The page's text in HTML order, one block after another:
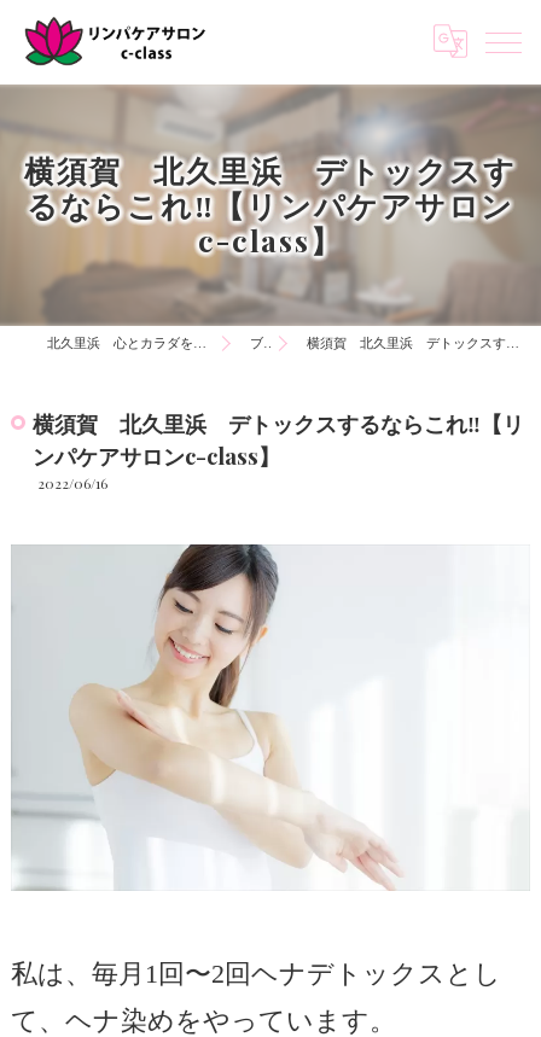
横須賀 北久里浜 デトックスす
るならこれ‼️【リンパケアサロン
c-class】
ブログ 横須賀 北久里浜 デトックスするならこれ‼️【リンパケアサロンc-class】
横須賀 北久里浜 デトックスするならこれ‼️【リ
ンパケアサロンc-class】
2022/06/16
私は、毎月1回〜2回ヘナデトックスとし
て、ヘナ染めをやっています。